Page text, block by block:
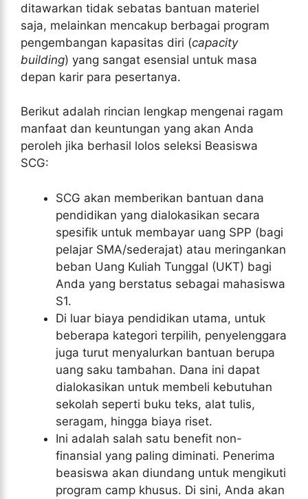
ditawarkan tidak sebatas bantuan materiel
saja, melainkan mencakup berbagai program
pengembangan kapasitas diri (capacity
building) yang sangat esensial untuk masa
depan karir para pesertanya.
Berikut adalah rincian lengkap mengenai ragam
manfaat dan keuntungan yang akan Anda
peroleh jika berhasil lolos seleksi Beasiswa
SCG:
SCG akan memberikan bantuan dana
pendidikan yang dialokasikan secara
spesifik untuk membayar uang SPP (bagi
pelajar SMA/sederajat) atau meringankan
beban Uang Kuliah Tunggal (UKT) bagi
Anda yang berstatus sebagai mahasiswa
S1.
Di luar biaya pendidikan utama, untuk
beberapa kategori terpilih, penyelenggara
juga turut menyalurkan bantuan berupa
uang saku tambahan. Dana ini dapat
dialokasikan untuk membeli kebutuhan
sekolah seperti buku teks, alat tulis,
seragam, hingga biaya riset.
Ini adalah salah satu benefit non-
finansial yang paling diminati. Penerima
beasiswa akan diundang untuk mengikuti
program camp khusus. Di sini, Anda akan